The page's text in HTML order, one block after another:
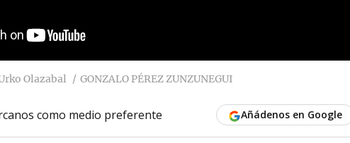
Olazabal GONZALO PÉREZ ZUNZUNEGUI
como medio preferente Añádenos en Google